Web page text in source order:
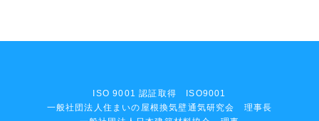
ISO 9001 認証取得 ISO9001
一般社団法人住まいの屋根換気壁通気研究会 理事長